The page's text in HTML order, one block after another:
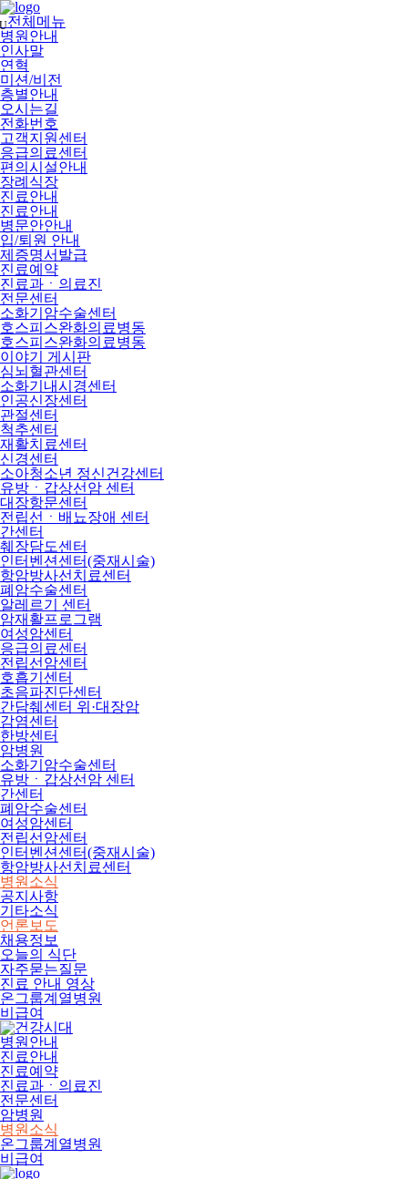
메
뉴
건
너
뛰
기
전체메뉴
병원안내
인사말
연혁
미션/비전
층별안내
오시는길
전화번호
고객지원센터
응급의료센터
편의시설안내
장례식장
진료안내
진료안내
병문안안내
입/퇴원 안내
제증명서발급
진료예약
진료과ㆍ의료진
전문센터
소화기암수술센터
호스피스완화의료병동
호스피스완화의료병동
이야기 게시판
심뇌혈관센터
소화기내시경센터
인공신장센터
관절센터
척추센터
재활치료센터
신경센터
소아청소년 정신건강센터
유방ㆍ갑상선암 센터
대장항문센터
전립선ㆍ배뇨장애 센터
간센터
췌장담도센터
인터벤션센터(중재시술)
항암방사선치료센터
폐암수술센터
알레르기 센터
암재활프로그램
여성암센터
응급의료센터
전립선암센터
호흡기센터
초음파진단센터
간담췌센터 위·대장암
감염센터
한방센터
암병원
소화기암수술센터
유방ㆍ갑상선암 센터
간센터
폐암수술센터
여성암센터
전립선암센터
인터벤션센터(중재시술)
항암방사선치료센터
병원소식
공지사항
기타소식
언론보도
채용정보
오늘의 식단
자주묻는질문
진료 안내 영상
온그룹계열병원
비급여
병원안내
진료안내
진료예약
진료과ㆍ의료진
전문센터
암병원
병원소식
온그룹계열병원
비급여